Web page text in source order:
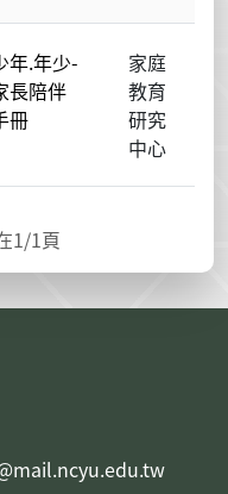
年.年少-
長陪伴
冊
家庭
教育
研究
中心
1/1頁